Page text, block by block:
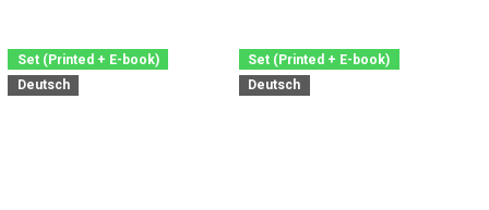
Set (Printed + E-book)
Deutsch
Set (Printed + E-book)
Deutsch